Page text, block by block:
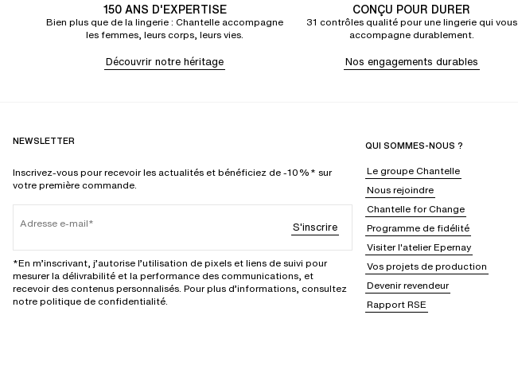
150 ANS D'EXPERTISE
Bien plus que de la lingerie : Chantelle accompagne
les femmes, leurs corps, leurs vies.
Découvrir notre héritage
CONÇU POUR DURER
31 contrôles qualité pour une lingerie qui vous
accompagne durablement.
Nos engagements durables
NEWSLETTER
Inscrivez-vous pour recevoir les actualités et bénéficiez de -10%* sur
votre première commande.
Adresse e-mail S'inscrire
*En m’inscrivant, j’autorise l’utilisation de pixels et liens de suivi pour
mesurer la délivrabilité et la performance des communications, et
recevoir des contenus personnalisés. Pour plus d’informations, consultez
notre politique de confidentialité.
QUI SOMMES-NOUS ?
Le groupe Chantelle
Nous rejoindre
Chantelle for Change
Programme de fidélité
Visiter l'atelier Epernay
Vos projets de production
Devenir revendeur
Rapport RSE